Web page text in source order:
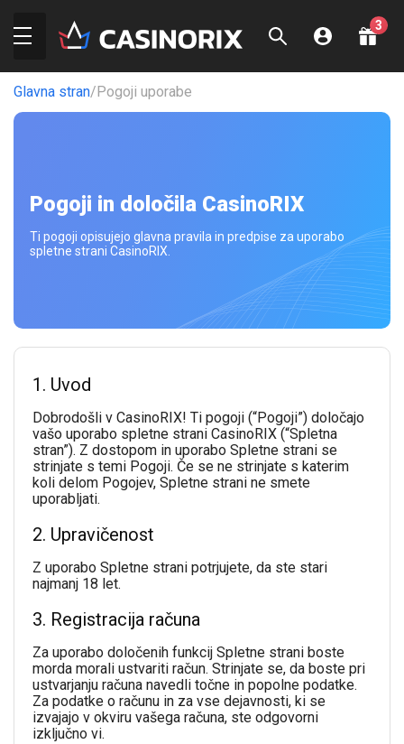
3
Paket dobrodošlice do500
Igraj zdaj
Glavna stran/Pogoji uporabe
Pogoji in določila CasinoRIX
Ti pogoji opisujejo glavna pravila in predpise za uporabo
spletne strani CasinoRIX.
1. Uvod
Dobrodošli v CasinoRIX! Ti pogoji (“Pogoji”) določajo
vašo uporabo spletne strani CasinoRIX (“Spletna
stran”). Z dostopom in uporabo Spletne strani se
strinjate s temi Pogoji. Če se ne strinjate s katerim
koli delom Pogojev, Spletne strani ne smete
uporabljati.
2. Upravičenost
Z uporabo Spletne strani potrjujete, da ste stari
najmanj 18 let.
3. Registracija računa
Za uporabo določenih funkcij Spletne strani boste
morda morali ustvariti račun. Strinjate se, da boste pri
ustvarjanju računa navedli točne in popolne podatke.
Za podatke o računu in za vse dejavnosti, ki se
izvajajo v okviru vašega računa, ste odgovorni
izključno vi.